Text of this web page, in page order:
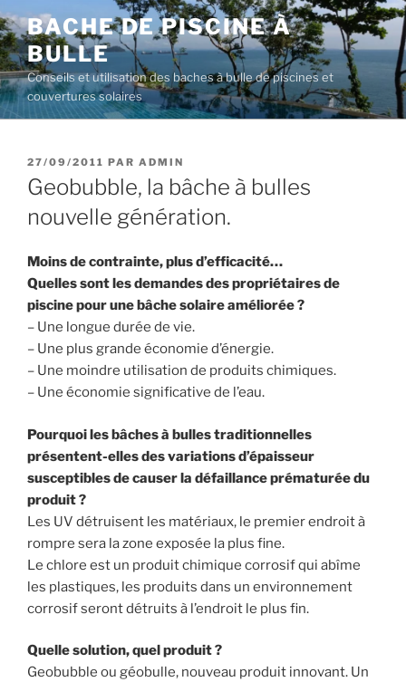
Aller
au
contenu
principal
BACHE DE PISCINE À
BULLE
Conseils et utilisation des baches à bulle de piscines et
couvertures solaires
PUBLIÉ
LE
27/09/2011 PAR ADMIN
Geobubble, la bâche à bulles
nouvelle génération.
Moins de contrainte, plus d’efficacité…
Quelles sont les demandes des propriétaires de
piscine pour une bâche solaire améliorée ?
– Une longue durée de vie.
– Une plus grande économie d’énergie.
– Une moindre utilisation de produits chimiques.
– Une économie significative de l’eau.
Pourquoi les bâches à bulles traditionnelles
présentent-elles des variations d’épaisseur
susceptibles de causer la défaillance prématurée du
produit ?
Les UV détruisent les matériaux, le premier endroit à
rompre sera la zone exposée la plus fine.
Le chlore est un produit chimique corrosif qui abîme
les plastiques, les produits dans un environnement
corrosif seront détruits à l’endroit le plus fin.
Quelle solution, quel produit ?
Geobubble ou géobulle, nouveau produit innovant. Un